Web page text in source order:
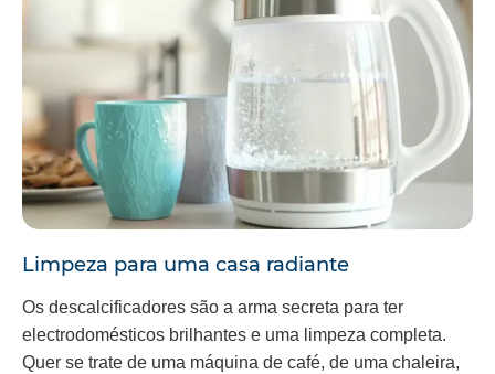
Limpeza para uma casa radiante
Os descalcificadores são a arma secreta para ter
electrodomésticos brilhantes e uma limpeza completa.
Quer se trate de uma máquina de café, de uma chaleira,